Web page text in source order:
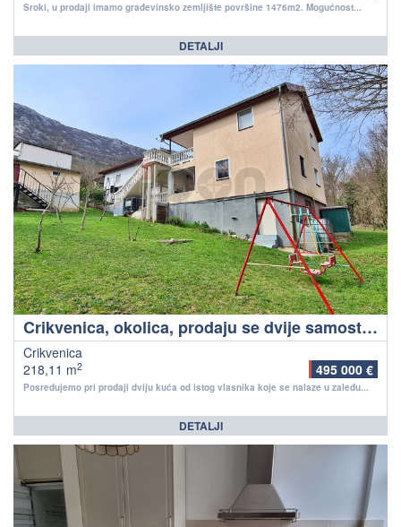
Sroki, u prodaji imamo građevinsko zemljište površine 1476m2. Mogućnost...
DETALJI
Crikvenica, okolica, prodaju se dvije samostojeće kuće s 4 stambene jedinice.
Crikvenica
218,11 m2 495 000 €
Posredujemo pri prodaji dviju kuća od istog vlasnika koje se nalaze u zaleđu...
DETALJI